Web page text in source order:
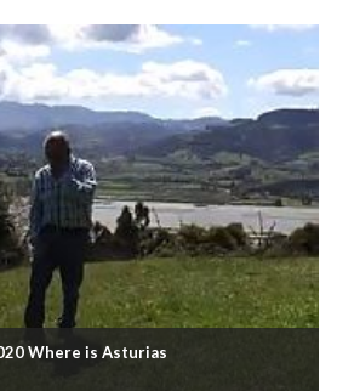
Where is Asturias